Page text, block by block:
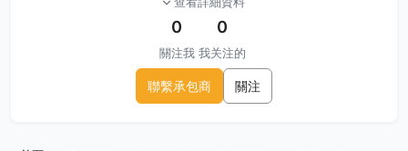
0
關注我
0
我关注的
聯繫承包商 關注